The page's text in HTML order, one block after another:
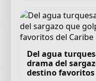
Del agua
drama del
destino favoritos